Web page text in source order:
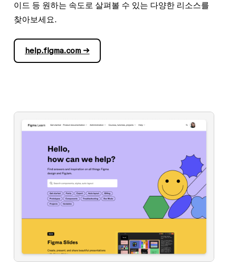
이드 등 원하는 속도로 살펴볼 수 있는 다양한 리소스를
찾아보세요.
help.figma.com →